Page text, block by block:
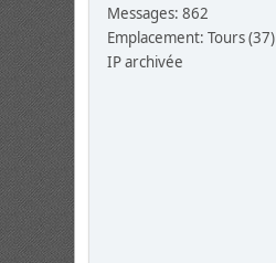
Messages: 862
Emplacement: Tours (37)
IP archivée